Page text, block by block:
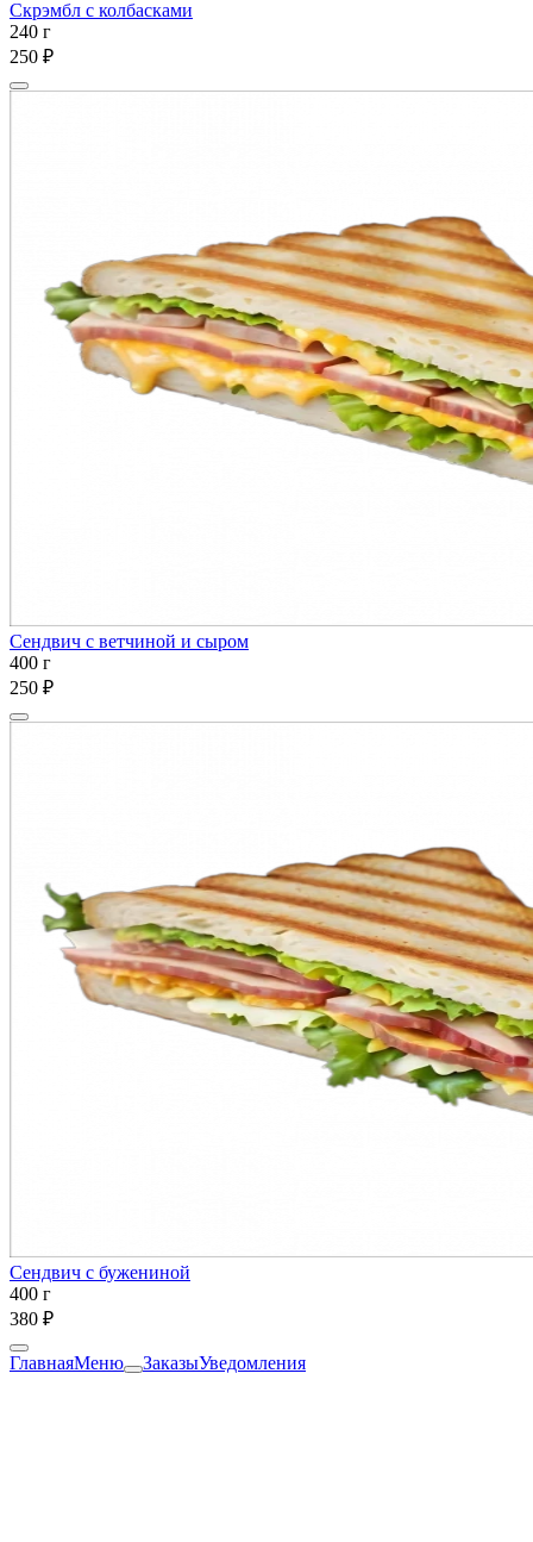
Скрэмбл с колбасками
240 г
250 ₽
Сендвич с ветчиной и сыром
400 г
250 ₽
Сендвич с бужениной
400 г
380 ₽
ГлавнаяМеню ЗаказыУведомления